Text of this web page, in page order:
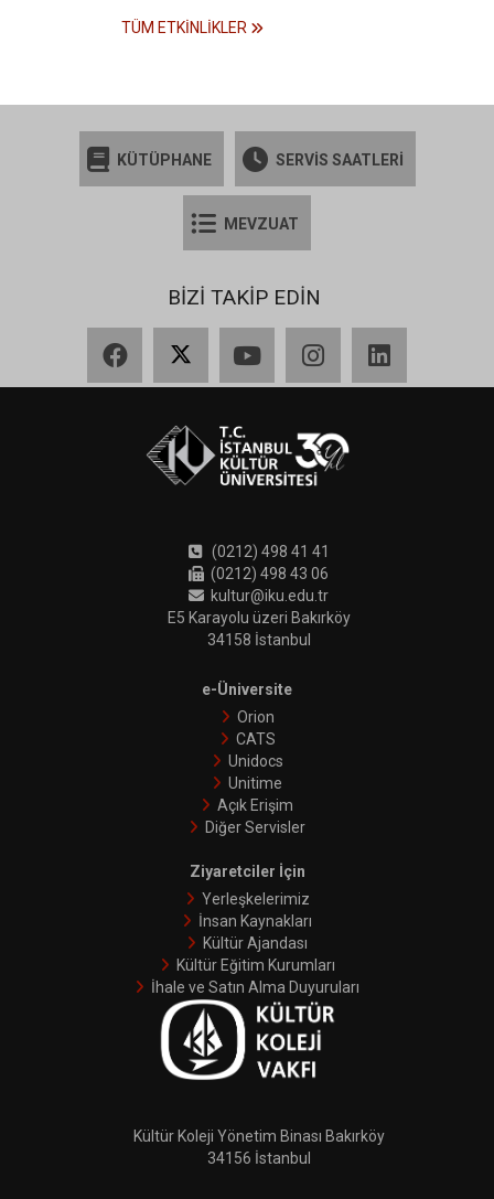
TÜM ETKINLIKLER
KÜTÜPHANE SERVİS SAATLERİ
MEVZUAT
BİZİ TAKİP EDİN
(0212) 498 41 41
(0212) 498 43 06
kultur@iku.edu.tr
E5 Karayolu üzeri Bakırköy
34158 İstanbul
e-Üniversite
Orion
CATS
Unidocs
Unitime
Açık Erişim
Diğer Servisler
Ziyaretciler İçin
Yerleşkelerimiz
İnsan Kaynakları
Kültür Ajandası
Kültür Eğitim Kurumları
İhale ve Satın Alma Duyuruları
Kültür Koleji Yönetim Binası Bakırköy
34156 İstanbul